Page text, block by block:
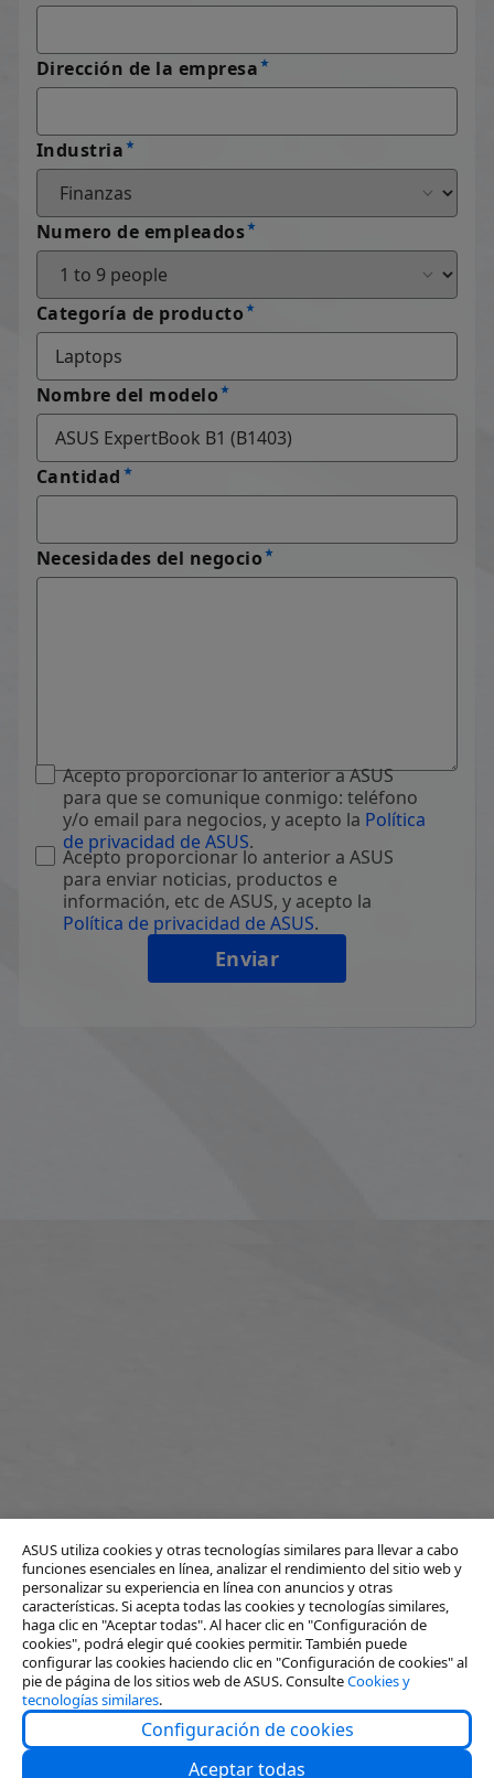
ASUS utiliza cookies y otras tecnologías similares para llevar a cabo
funciones esenciales en línea, analizar el rendimiento del sitio web y
personalizar su experiencia en línea con anuncios y otras
características. Si acepta todas las cookies y tecnologías similares,
haga clic en "Aceptar todas". Al hacer clic en "Configuración de
cookies", podrá elegir qué cookies permitir. También puede
configurar las cookies haciendo clic en "Configuración de cookies" al
pie de página de los sitios web de ASUS. ConsulteCookies y
tecnologías similares.
Configuración de cookies
Aceptar todas
Dirección de la empresa
Industria
Numero de empleados
Categoría de producto
Nombre del modelo
Cantidad
Necesidades del negocio
Acepto proporcionar lo anterior a ASUS
para que se comunique conmigo: teléfono
y/o email para negocios, y acepto la Política
de privacidad de ASUS.
Acepto proporcionar lo anterior a ASUS
para enviar noticias, productos e
información, etc de ASUS, y acepto la
Política de privacidad de ASUS.